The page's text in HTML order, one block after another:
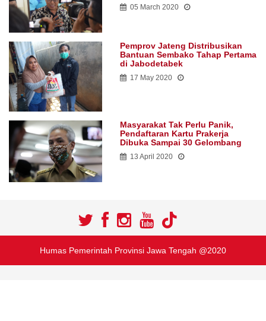
05 March 2020
Pemprov Jateng Distribusikan
Bantuan Sembako Tahap Pertama
di Jabodetabek
17 May 2020
Masyarakat Tak Perlu Panik,
Pendaftaran Kartu Prakerja
Dibuka Sampai 30 Gelombang
13 April 2020
Humas Pemerintah Provinsi Jawa Tengah @2020